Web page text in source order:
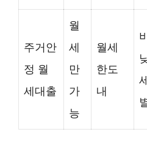
주거안
정 월
세대출
월
세
만
가
능
월세
한도
내